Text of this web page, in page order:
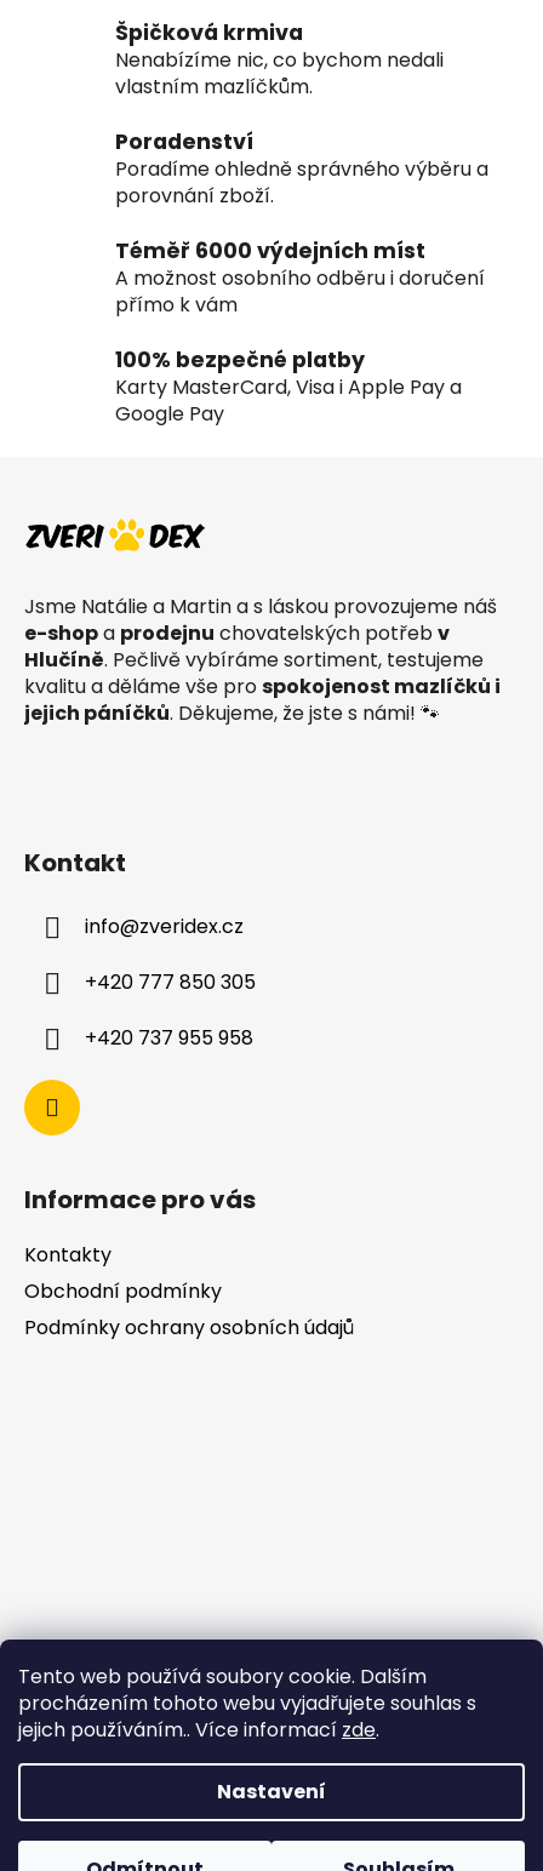
Tento web používá soubory cookie. Dalším
procházením tohoto webu vyjadřujete souhlas s
jejich používáním.. Více informací zde.
Nastavení
c
í
p
k
y
ý
p
u
n
í
Špičková krmiva
Nenabízíme nic, co bychom nedali
vlastním mazlíčkům.
Poradenství
Poradíme ohledně správného výběru a
porovnání zboží.
Téměř 6000 výdejních míst
A možnost osobního odběru i doručení
přímo k vám
100% bezpečné platby
Karty MasterCard, Visa i Apple Pay a
Google Pay
Jsme Natálie a Martin a s láskou provozujeme náš
e-shopa prodejnu chovatelských potřebv
Hlučíně. Pečlivě vybíráme sortiment, testujeme
kvalitu a děláme vše prospokojenost mazlíčků i
jejich páníčků. Děkujeme, že jste s námi! 🐾
Kontakt
info@zveridex.cz
+420 777 850 305
+420 737 955 958
Informace pro vás
Kontakty
Obchodní podmínky
Podmínky ochrany osobních údajů
Tvorba e-shopu: Ondřej Doležal
Vytvořil Shoptet